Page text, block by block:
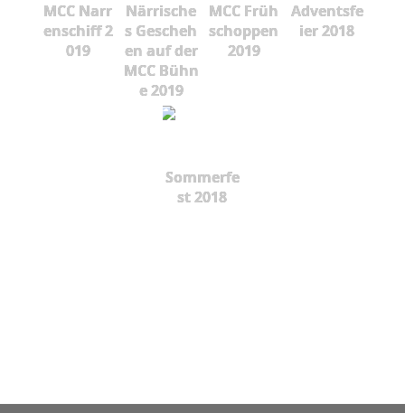
MCC Narr
enschiff 2
019
Närrische
s Gescheh
en auf der
MCC Bühn
e 2019
MCC Früh
schoppen
2019
Adventsfe
ier 2018
Sommerfe
st 2018